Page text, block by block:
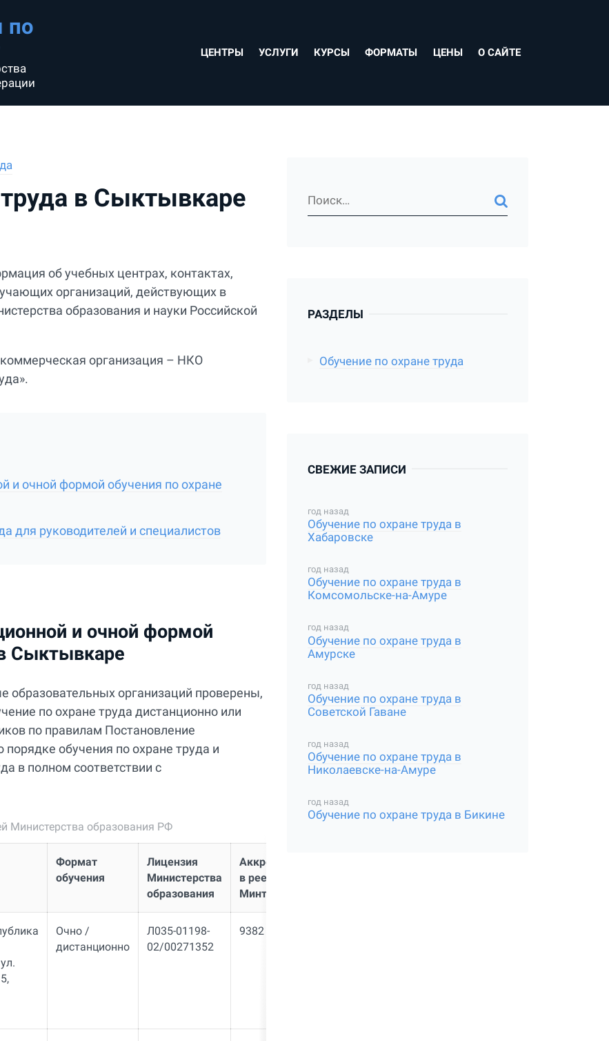
по
ЦЕНТРЫ УСЛУГИ КУРСЫ ФОРМАТЫ ЦЕНЫ О САЙТЕ
в Сыктывкаре
об учебных центрах, контактах,
организаций, действующих в
образования и науки Российской
организация – НКО
и очной формой обучения по охране
для руководителей и специалистов
и очной формой
Сыктывкаре
организаций проверены,
по охране труда дистанционно или
по правилам Постановление
обучения по охране труда и
в полном соответствии с
Министерства образования РФ
Формат
обучения
Лицензия
Министерства
образования
Аккредитация
в реестре
Минтруда РФ
Очно /
дистанционно
Л035-01198-
02/00271352
9382
РАЗДЕЛЫ
Обучение по охране труда
СВЕЖИЕ ЗАПИСИ
год назад
Обучение по охране труда в
Хабаровске
год назад
Обучение по охране труда в
Комсомольске-на-Амуре
год назад
Обучение по охране труда в
Амурске
год назад
Обучение по охране труда в
Советской Гаване
год назад
Обучение по охране труда в
Николаевске-на-Амуре
год назад
Обучение по охране труда в Бикине